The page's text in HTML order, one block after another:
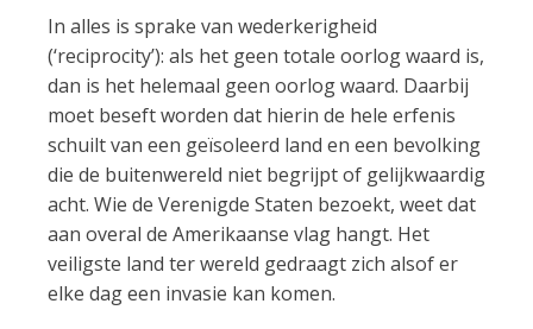
In alles is sprake van wederkerigheid
(‘reciprocity’): als het geen totale oorlog waard is,
dan is het helemaal geen oorlog waard. Daarbij
moet beseft worden dat hierin de hele erfenis
schuilt van een geïsoleerd land en een bevolking
die de buitenwereld niet begrijpt of gelijkwaardig
acht. Wie de Verenigde Staten bezoekt, weet dat
aan overal de Amerikaanse vlag hangt. Het
veiligste land ter wereld gedraagt zich alsof er
elke dag een invasie kan komen.